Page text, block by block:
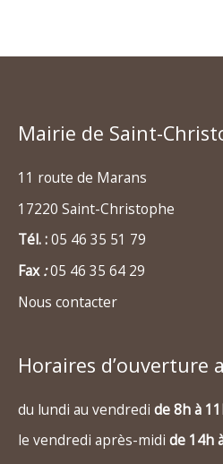
Mairie de Saint-
11 route de Marans
17220 Saint-Christophe
Tél. :05 46 35 51 79
Fax:05 46 35 64 29
Nous contacter
Horaires d’ouverture
du lundi au vendredi de 8h à
le vendredi après-midi de 14h